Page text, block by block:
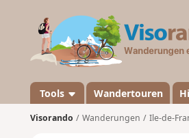
Tools Wandertouren
Visorando Wanderungen Ile-de-